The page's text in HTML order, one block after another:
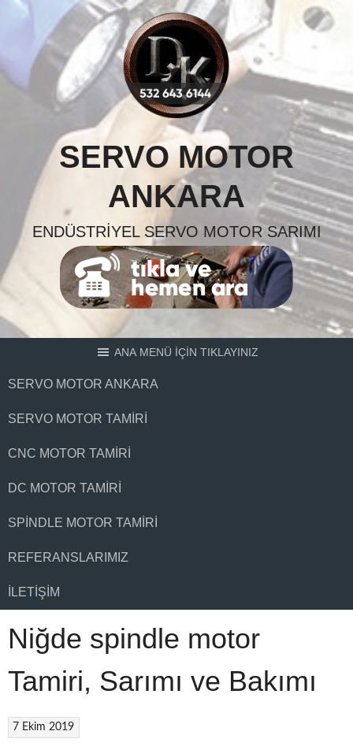
Skip
content
SERVO MOTOR
ANKARA
ENDÜSTRIYEL SERVO MOTOR SARIMI
ANA MENÜ İÇİN TIKLAYINIZ
SERVO MOTOR ANKARA
SERVO MOTOR TAMIRI
CNC MOTOR TAMIRI
DC MOTOR TAMIRI
SPINDLE MOTOR TAMIRI
REFERANSLARIMIZ
İLETIŞIM
Niğde spindle motor
Tamiri, Sarımı ve Bakımı
7 Ekim 2019